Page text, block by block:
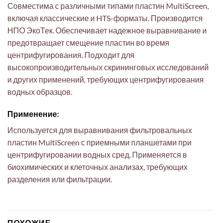
Совместима с различными типами пластин MultiScreen,
включая классические и HTS-форматы. Производится
НПО ЭкоТек. Обеспечивает надежное выравнивание и
предотвращает смещение пластин во время
центрифугирования. Подходит для
высокопроизводительных скрининговых исследований
и других применений, требующих центрифугирования
водных образцов.
Применение:
Используется для выравнивания фильтровальных
пластин MultiScreen с приемными планшетами при
центрифугировании водных сред. Применяется в
биохимических и клеточных анализах, требующих
разделения или фильтрации.